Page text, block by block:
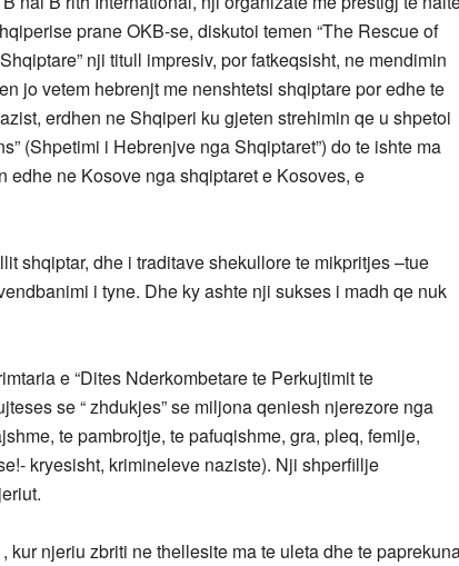
prane OKB-se, diskutoi temen “The Rescue of
nji titull impresiv, por fatkeqsisht, ne mendimin
jo vetem hebrenjt me nenshtetsi shqiptare por edhe te
erdhen ne Shqiperi ku gjeten strehimin qe u shpetoi
(Shpetimi i Hebrenjve nga Shqiptaret”) do te ishte ma
edhe ne Kosove nga shqiptaret e Kosoves, e
shqiptar, dhe i traditave shekullore te mikpritjes –tue
i tyne. Dhe ky ashte nji sukses i madh qe nuk
e “Dites Nderkombetare te Perkujtimit te
se “ zhdukjes” se miljona qeniesh njerezore nga
te pambrojtje, te pafuqishme, gra, pleq, femije,
kryesisht, krimineleve naziste). Nji shperfillje
kur njeriu zbriti ne thellesite ma te uleta dhe te